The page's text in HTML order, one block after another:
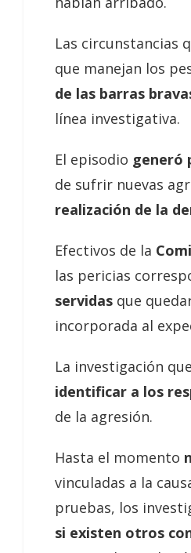
Las circunstancias
que manejan los
de las barras
línea investigativa.
El episodio generó
de sufrir nuevas
realización de la
Efectivos de la
las pericias
servidas que
incorporada al
La investigación
identificar a los
de la agresión.
Hasta el momento
vinculadas a la
pruebas, los
si existen otros